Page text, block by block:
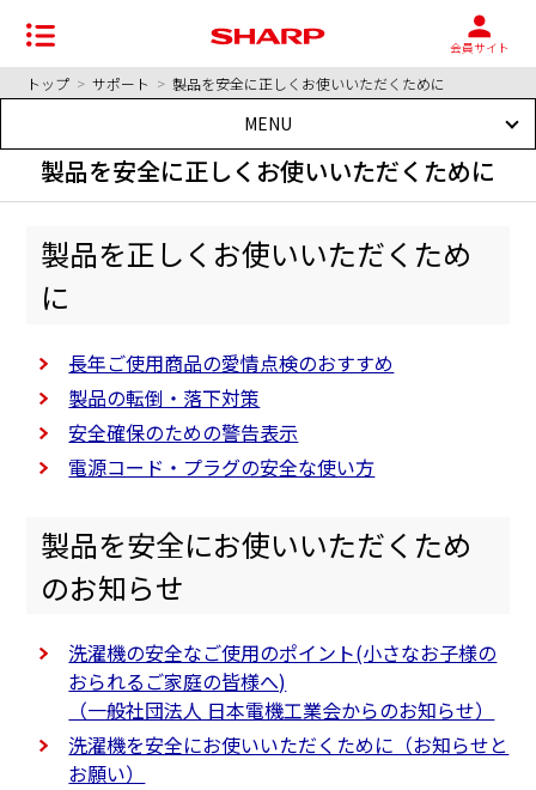
会員サイト
トップ > サポート > 製品を安全に正しくお使いいただくために
製品を安全に正しくお使いいただくために
MENU
製品を正しくお使いいただくため
に
長年ご使用商品の愛情点検のおすすめ
製品の転倒・落下対策
安全確保のための警告表示
電源コード・プラグの安全な使い方
製品を安全にお使いいただくため
のお知らせ
洗濯機の安全なご使用のポイント(小さなお子様の
おられるご家庭の皆様へ)
（一般社団法人 日本電機工業会からのお知らせ）
洗濯機を安全にお使いいただくために（お知らせと
お願い）